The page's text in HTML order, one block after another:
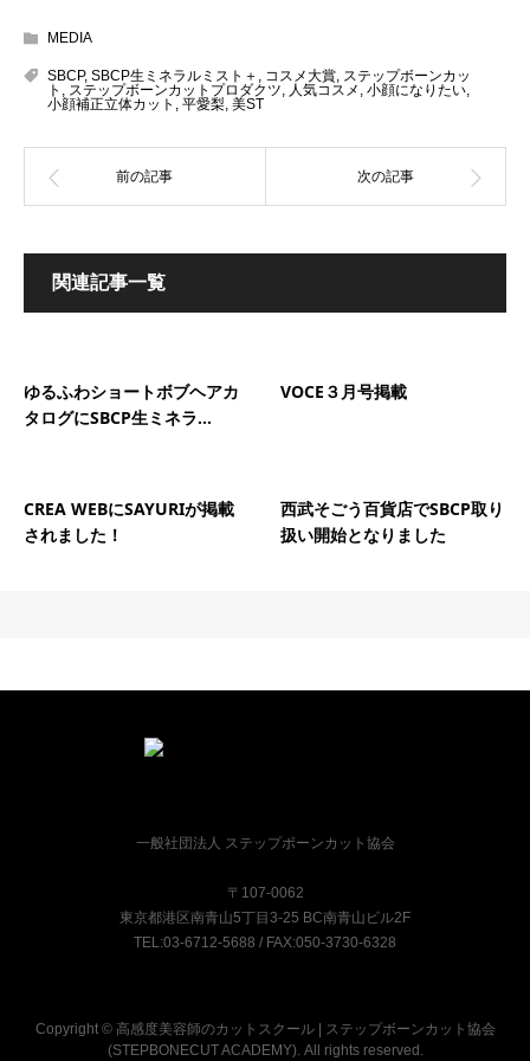
MEDIA
SBCP, SBCP生ミネラルミスト＋ , コスメ大賞, ステップボーンカッ
ト , ステップボーンカットプロダクツ, 人気コスメ , 小顔になりたい,
小顔補正立体カット , 平愛梨, 美ST
関連記事一覧
ゆるふわショートボブヘアカ
タログにSBCP生ミネラ...
VOCE３月号掲載
CREA WEBにSAYURIが掲載
されました！
西武そごう百貨店でSBCP取り
扱い開始となりました
一般社団法人 ステップボーンカット協会
〒107-0062
東京都港区南青山5丁目3-25 BC南青山ビル2F
TEL:03-6712-5688 / FAX:050-3730-6328
Copyright © 高感度美容師のカットスクール | ステップボーンカット協会
(STEPBONECUT ACADEMY). All rights reserved.